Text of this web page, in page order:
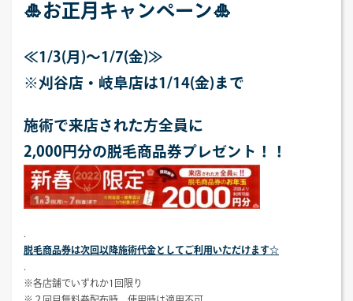
🎍お正月キャンペーン🎍
≪1/3(月)～1/7(金)≫
※刈谷店・岐阜店は1/14(金)まで
施術で来店された方全員に
2,000 円分の脱毛商品券プレゼント！！
脱毛商品券は次回以降施術代金としてご利用いただけます☆
※各店舗でいずれか1回限り